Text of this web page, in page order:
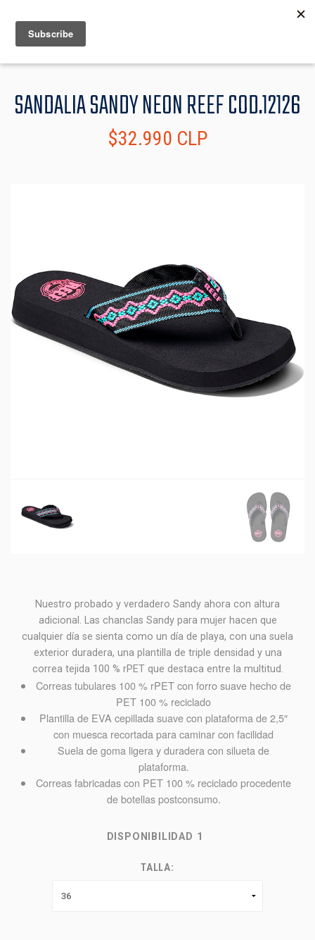
MENU
SANDALIA SANDY NEON REEF COD.12126
$32.990 CLP
Nuestro probado y verdadero Sandy ahora con altura
adicional. Las chanclas Sandy para mujer hacen que
cualquier día se sienta como un día de playa, con una suela
exterior duradera, una plantilla de triple densidad y una
correa tejida 100 % rPET que destaca entre la multitud.
Correas tubulares 100 % rPET con forro suave hecho de
PET 100 % reciclado
Plantilla de EVA cepillada suave con plataforma de 2,5″
con muesca recortada para caminar con facilidad
Suela de goma ligera y duradera con silueta de
plataforma.
Correas fabricadas con PET 100 % reciclado procedente
de botellas postconsumo.
DISPONIBILIDAD 1
TALLA: